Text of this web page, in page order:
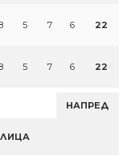
5 7 6 22
5 7 6 22
НАПРЕД